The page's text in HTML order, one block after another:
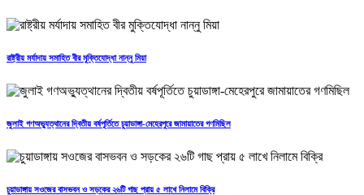
রাষ্ট্রীয় মর্যাদায় সমাহিত বীর মুক্তিযোদ্ধা নান্নু মিয়া
জুলাই গণঅভ্যুত্থানের দ্বিতীয় বর্ষপূর্তিতে চুয়াডাঙ্গা-মেহেরপুরে জামায়াতের গণমিছিল
চুয়াডাঙ্গায় সওজের বাসভবন ও সড়কের ২৬টি গাছ প্রায় ৫ লাখে নিলামে বিক্রি